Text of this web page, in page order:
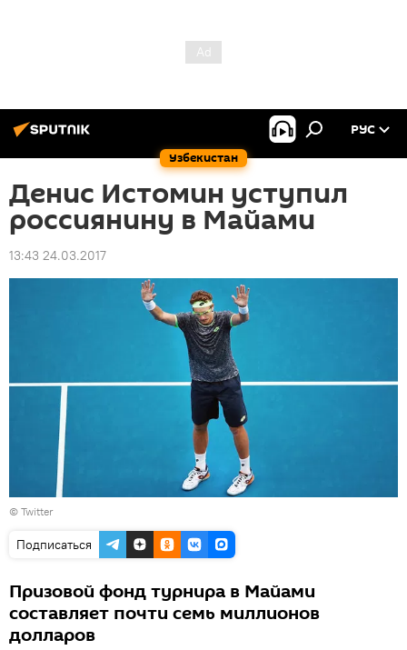
Узбекистан
РУС
Денис Истомин уступил
россиянину в Майами
13:43 24.03.2017
© Twitter
Подписаться
Призовой фонд турнира в Майами
составляет почти семь миллионов
долларов